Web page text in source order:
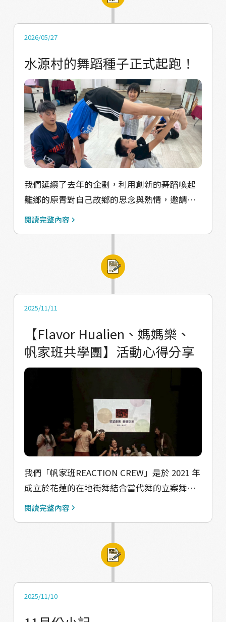
接送的孩子，我們團隊也主動擔負起接送任
緊湊排練中，我們也同時進行家庭拜訪。除了
也期盼透過與家長面對面的真誠交流，傾聽他
們對孩子學習舞蹈的期待，並建立起更緊密、
互信的部落支持網絡。我們相信，當學校、家
庭與帆家班團隊緊密串聯，水源舞蹈隊的孩子
們將能，在舞台上跳出屬於自己的驕傲與自
信。
有力量地傳遞出去。課程最後，大家圍成一個
們純淨而真摯的歌聲在教室中響起時，也讓我
課則以肢體開發為主軸。老師運用球、軟墊等
不同道具，引導孩子們透過遊戲與互動伸展身
體、培養節奏感，並探索身體更多的可能性。
在課程最後，老師仍然教了一首古調，讓孩子
們一邊吟唱，一邊將歌聲、節拍與動作結合，
在歡笑中完成了一場充滿文化元素的身體練
習，也讓大家玩得不亦樂乎。 除了持續陪伴孩
子們訓練之外，我們團隊也沒有停下腳步。先
前在企畫中提到，希望透過「賽事養團隊」的
方式，建立計畫永續發展的基礎，這項目標至
今仍持續推進中。雖然計畫提供了部分經費支
持，但仍有許多執行成本需要自籌。因此，我
驗性舞蹈賽事與成果展演的活動，希望讓孩子
們站上舞台，建立自信的同時，也讓部落中的
長輩、青年與居民共同見證他們一路以來的成
長與蛻變。同時，我們也邀請更多來自花蓮以
參與比賽與文化體驗，認識太魯閣文化，並將
這份珍貴的文化故事與感動帶回各自的生活
圈，讓文化交流持續擴散。 七月開始，我們也
每位孩子的個性、想法與生活狀況外，也希望
與家長交流，了解他們對孩子學習舞蹈的期
待，以及目前是否有需要協助的地方。同時，
我們也會向家長介紹即將舉辦的成果展演與舞
蹈賽事，邀請他們一同參與孩子的重要時刻，
成為孩子成長路上最溫暖的支持力量。
2026/05/27
水源村的舞蹈種子正式起跑！
我們延續了去年的企劃，利用創新的舞蹈喚起
離鄉的原青對自己故鄉的思念與熱情，邀請其
中一位參與的舞者加入成為今年的行動夥伴。
複審，終於順利通過評選！ 這一次，我們將舞
蹈帶進水源部落的國小。我們的目標是成立一
整個水源村，讓所有小朋友都能一起快樂跳舞
習，建立起一個能永續發展的青年培育機制。
其實在企畫正式執行前的3、4月，我們就與校
方展開緊密聯繫、敲定籌備與徵選時間。終於
選。一開始同學們都還有點害羞，但開始讓他
們做出徵選時準備的舞蹈動作，許多同學們像
是被打開了開關，眼睛發亮賣力、開心地跳著
舞時，我們感受到了非常大的力量。 目前，我
們已經順利完成了三次課程(明天還有一次，阿
應該已經是今天了xD)。在教學過程中，我們利
用和孩子們玩遊戲，來開發及觀察孩子們對舞
蹈的熱愛和無限的身體潛能，意外的是，他們
然距離未來的部落舞展和縣市比賽還有段路要
走，但看著他們的熱愛，我們已經開始無比期
閱讀完整內容
2025/11/11
【Flavor Hualien、媽媽樂、
帆家班共學團】活動心得分享
我們「帆家班REACTION CREW」是於 2021 年
成立於花蓮的在地街舞結合當代舞的立案舞
團，由太魯閣族的林夢帆團長創立。團長在大
後，發現部落裡的弟弟妹妹們也因經濟因素，
無法接觸自己熱愛的街舞，於是開始了一週一
越多志同道合的朋友加入，帆家班就這樣順理
閱讀完整內容
2025/11/10